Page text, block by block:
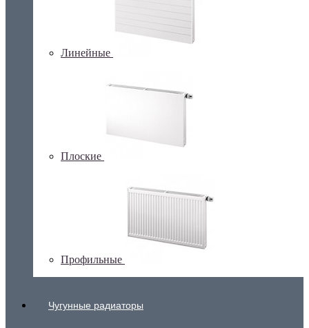
Линейные
Плоские
Профильные
Чугунные радиаторы